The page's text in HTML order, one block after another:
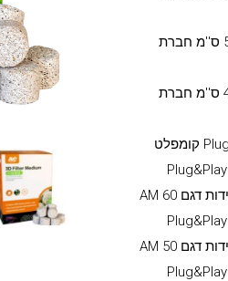
אקווריום עגול קוטר 50 ס''מ חברת
אקווריום עגול קוטר 45 ס''מ חברת
אקווריום מים מלוחים Plug&Play
אקווריום מים מלוחים Plug&Play
אקווריום מים מלוחים Plug&Play